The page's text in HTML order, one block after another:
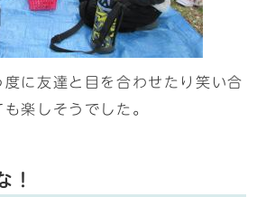
に友達と目を合わせたり笑い合
楽しそうでした。
！